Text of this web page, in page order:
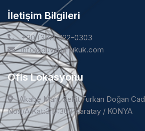
İletişim Bilgileri
+90 (332) 322-0303
info@duvarcihukuk.com
Ofis Lokasyonu
Akabe Mah. Şehit Furkan Doğan
No:1/A Kat:3 D:308 Karatay / KONYA